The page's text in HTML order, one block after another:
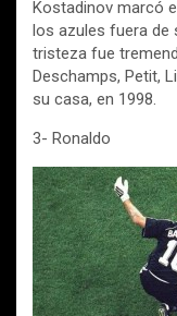
Kostadinov marcó
los azules fuera de
tristeza fue
Deschamps, Petit,
su casa, en 1998.
3- Ronaldo